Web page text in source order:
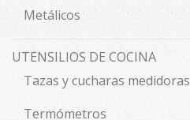
Metálicos
UTENSILIOS DE COCINA
Tazas y cucharas medidoras
Termómetros